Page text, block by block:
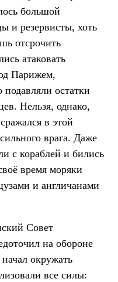
большой
и резервисты, хоть
отсрочить
атаковать
Парижем,
остатки
Нельзя, однако,
в этой
врага. Даже
с кораблей и бились
время моряки
и англичанами
Совет
на обороне
окружать
все силы: